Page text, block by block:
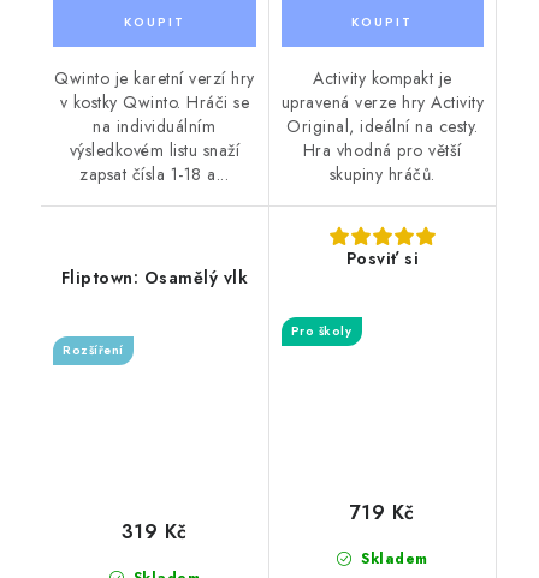
Qwinto je karetní verzí hry
v kostky Qwinto. Hráči se
na individuálním
výsledkovém listu snaží
zapsat čísla 1-18 a...
Activity kompakt je
upravená verze hry Activity
Original, ideální na cesty.
Hra vhodná pro větší
skupiny hráčů.
Fliptown: Osamělý vlk
Rozšíření
319 Kč
Posviť si
Pro školy
Skladem
719 Kč